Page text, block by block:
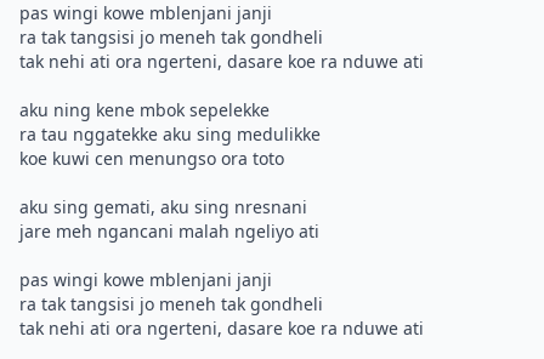
pas wingi kowe mblenjani janji
ra tak tangsisi jo meneh tak gondheli
tak nehi ati ora ngerteni, dasare koe ra nduwe ati
aku ning kene mbok sepelekke
ra tau nggatekke aku sing medulikke
koe kuwi cen menungso ora toto
aku sing gemati, aku sing nresnani
jare meh ngancani malah ngeliyo ati
pas wingi kowe mblenjani janji
ra tak tangsisi jo meneh tak gondheli
tak nehi ati ora ngerteni, dasare koe ra nduwe ati